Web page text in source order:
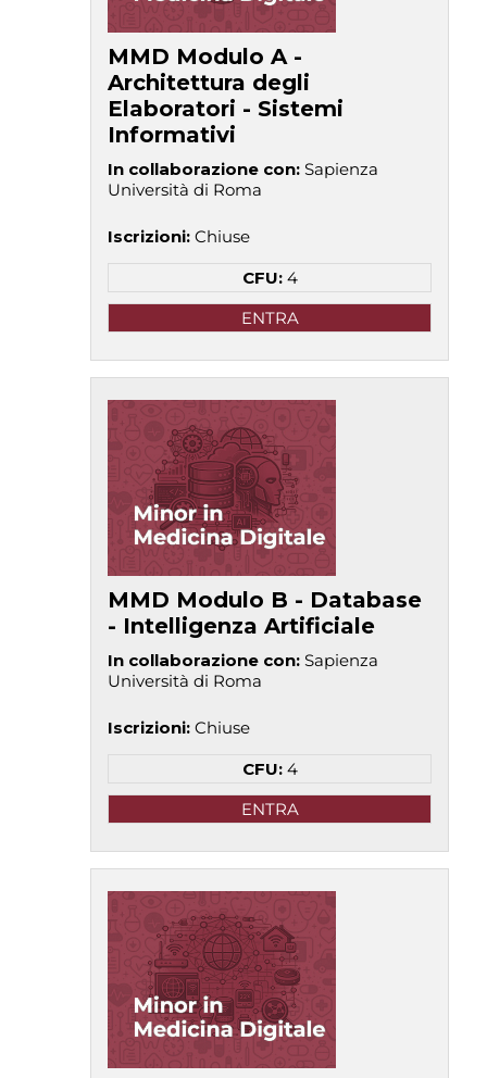
MMD Modulo A -
Architettura degli
Elaboratori - Sistemi
Informativi
In collaborazione con: Sapienza
Università di Roma
Iscrizioni: Chiuse
CFU: 4
ENTRA
MMD Modulo B - Database
- Intelligenza Artificiale
In collaborazione con: Sapienza
Università di Roma
Iscrizioni: Chiuse
CFU: 4
ENTRA